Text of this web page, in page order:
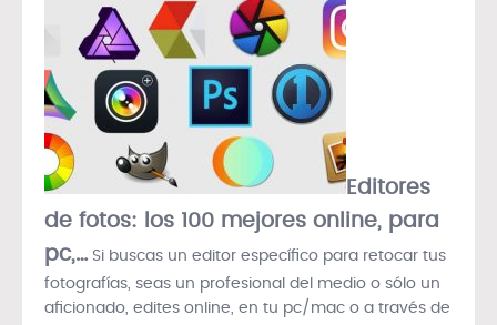
Editores
de fotos: los 100 mejores online, para
pc,… Si buscas un editor específico para retocar tus
fotografías, seas un profesional del medio o sólo un
aficionado, edites online, en tu pc/mac o a través de